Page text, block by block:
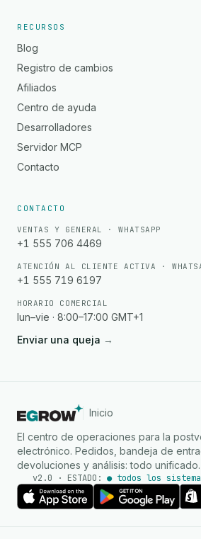
RECURSOS
Blog
Registro de cambios
Afiliados
Centro de ayuda
Desarrolladores
Servidor MCP
Contacto
CONTACTO
VENTAS Y GENERAL · WHATSAPP
+1 555 706 4469
ATENCIÓN AL CLIENTE ACTIVA ·
+1 555 719 6197
HORARIO COMERCIAL
lun–vie · 8:00–17:00 GMT+1
Enviar una queja →
Inicio
El centro de operaciones para la
electrónico. Pedidos, bandeja de
devoluciones y análisis: todo unificado.
v2.0 · ESTADO: ● todos los